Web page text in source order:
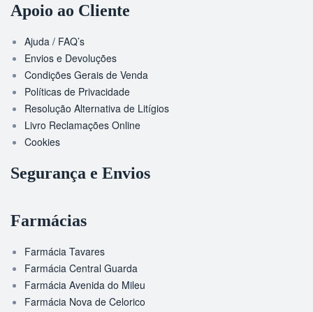
Apoio ao Cliente
Ajuda / FAQ’s
Envios e Devoluções
Condições Gerais de Venda
Políticas de Privacidade
Resolução Alternativa de Litígios
Livro Reclamações Online
Cookies
Segurança e Envios
Farmácias
Farmácia Tavares
Farmácia Central Guarda
Farmácia Avenida do Mileu
Farmácia Nova de Celorico